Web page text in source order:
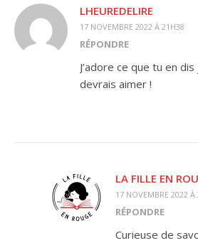
LHEUREDELIRE
17 NOVEMBRE 2022 À 21H38
RÉPONDRE
J’adore ce que tu en
devrais aimer !
LA FILLE EN
17 NOVEMBRE 2022 À
RÉPONDRE
Curieuse de